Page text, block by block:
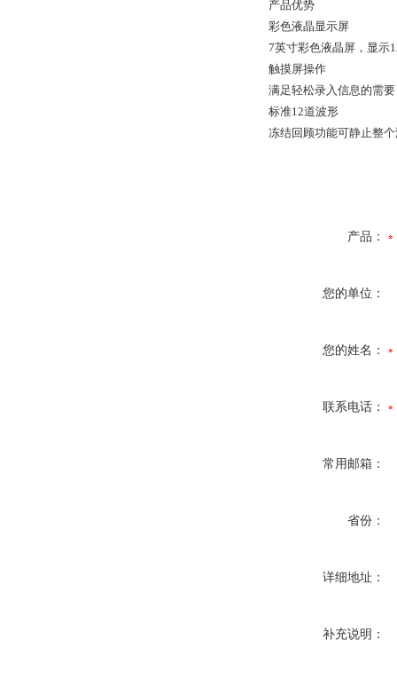
产品优势
彩色液晶显示屏
7英寸彩色液晶屏，显示
触摸屏操作
满足轻松录入信息的需
标准12道波形
冻结回顾功能可静止整
产品：
您的单位：
您的姓名：
联系电话：
常用邮箱：
省份：
详细地址：
补充说明：